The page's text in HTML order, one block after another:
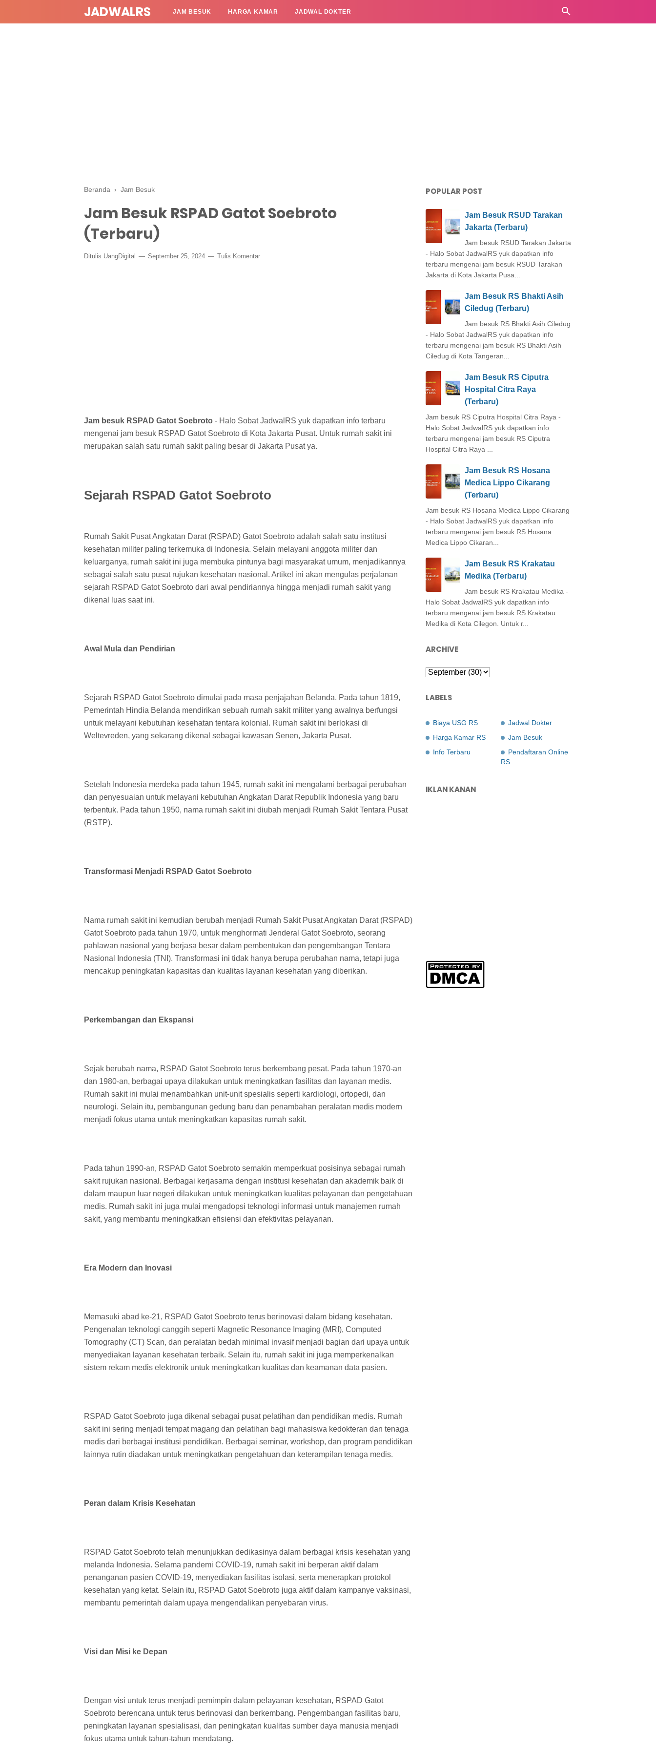
JADWALRS JAM BESUK HARGA KAMAR JADWAL DOKTER
Beranda › Jam Besuk
Jam Besuk RSPAD Gatot Soebroto
(Terbaru)
Ditulis UangDigital September 25, 2024 Tulis Komentar
Jam besuk RSPAD Gatot Soebroto - Halo Sobat JadwalRS yuk dapatkan info terbaru
mengenai jam besuk RSPAD Gatot Soebroto di Kota Jakarta Pusat. Untuk rumah sakit ini
merupakan salah satu rumah sakit paling besar di Jakarta Pusat ya.
Sejarah RSPAD Gatot Soebroto
Rumah Sakit Pusat Angkatan Darat (RSPAD) Gatot Soebroto adalah salah satu institusi
kesehatan militer paling terkemuka di Indonesia. Selain melayani anggota militer dan
keluarganya, rumah sakit ini juga membuka pintunya bagi masyarakat umum, menjadikannya
sebagai salah satu pusat rujukan kesehatan nasional. Artikel ini akan mengulas perjalanan
sejarah RSPAD Gatot Soebroto dari awal pendiriannya hingga menjadi rumah sakit yang
dikenal luas saat ini.
Awal Mula dan Pendirian
Sejarah RSPAD Gatot Soebroto dimulai pada masa penjajahan Belanda. Pada tahun 1819,
Pemerintah Hindia Belanda mendirikan sebuah rumah sakit militer yang awalnya berfungsi
untuk melayani kebutuhan kesehatan tentara kolonial. Rumah sakit ini berlokasi di
Weltevreden, yang sekarang dikenal sebagai kawasan Senen, Jakarta Pusat.
Setelah Indonesia merdeka pada tahun 1945, rumah sakit ini mengalami berbagai perubahan
dan penyesuaian untuk melayani kebutuhan Angkatan Darat Republik Indonesia yang baru
terbentuk. Pada tahun 1950, nama rumah sakit ini diubah menjadi Rumah Sakit Tentara Pusat
(RSTP).
Transformasi Menjadi RSPAD Gatot Soebroto
Nama rumah sakit ini kemudian berubah menjadi Rumah Sakit Pusat Angkatan Darat (RSPAD)
Gatot Soebroto pada tahun 1970, untuk menghormati Jenderal Gatot Soebroto, seorang
pahlawan nasional yang berjasa besar dalam pembentukan dan pengembangan Tentara
Nasional Indonesia (TNI). Transformasi ini tidak hanya berupa perubahan nama, tetapi juga
mencakup peningkatan kapasitas dan kualitas layanan kesehatan yang diberikan.
Perkembangan dan Ekspansi
Sejak berubah nama, RSPAD Gatot Soebroto terus berkembang pesat. Pada tahun 1970-an
dan 1980-an, berbagai upaya dilakukan untuk meningkatkan fasilitas dan layanan medis.
Rumah sakit ini mulai menambahkan unit-unit spesialis seperti kardiologi, ortopedi, dan
neurologi. Selain itu, pembangunan gedung baru dan penambahan peralatan medis modern
menjadi fokus utama untuk meningkatkan kapasitas rumah sakit.
Pada tahun 1990-an, RSPAD Gatot Soebroto semakin memperkuat posisinya sebagai rumah
sakit rujukan nasional. Berbagai kerjasama dengan institusi kesehatan dan akademik baik di
dalam maupun luar negeri dilakukan untuk meningkatkan kualitas pelayanan dan pengetahuan
medis. Rumah sakit ini juga mulai mengadopsi teknologi informasi untuk manajemen rumah
sakit, yang membantu meningkatkan efisiensi dan efektivitas pelayanan.
Era Modern dan Inovasi
Memasuki abad ke-21, RSPAD Gatot Soebroto terus berinovasi dalam bidang kesehatan.
Pengenalan teknologi canggih seperti Magnetic Resonance Imaging (MRI), Computed
Tomography (CT) Scan, dan peralatan bedah minimal invasif menjadi bagian dari upaya untuk
menyediakan layanan kesehatan terbaik. Selain itu, rumah sakit ini juga memperkenalkan
sistem rekam medis elektronik untuk meningkatkan kualitas dan keamanan data pasien.
RSPAD Gatot Soebroto juga dikenal sebagai pusat pelatihan dan pendidikan medis. Rumah
sakit ini sering menjadi tempat magang dan pelatihan bagi mahasiswa kedokteran dan tenaga
medis dari berbagai institusi pendidikan. Berbagai seminar, workshop, dan program pendidikan
lainnya rutin diadakan untuk meningkatkan pengetahuan dan keterampilan tenaga medis.
Peran dalam Krisis Kesehatan
RSPAD Gatot Soebroto telah menunjukkan dedikasinya dalam berbagai krisis kesehatan yang
melanda Indonesia. Selama pandemi COVID-19, rumah sakit ini berperan aktif dalam
penanganan pasien COVID-19, menyediakan fasilitas isolasi, serta menerapkan protokol
kesehatan yang ketat. Selain itu, RSPAD Gatot Soebroto juga aktif dalam kampanye vaksinasi,
membantu pemerintah dalam upaya mengendalikan penyebaran virus.
Visi dan Misi ke Depan
Dengan visi untuk terus menjadi pemimpin dalam pelayanan kesehatan, RSPAD Gatot
Soebroto berencana untuk terus berinovasi dan berkembang. Pengembangan fasilitas baru,
peningkatan layanan spesialisasi, dan peningkatan kualitas sumber daya manusia menjadi
fokus utama untuk tahun-tahun mendatang.
POPULAR POST
Jam Besuk RSUD Tarakan
Jakarta (Terbaru)
Jam besuk RSUD Tarakan Jakarta
- Halo Sobat JadwalRS yuk dapatkan info
terbaru mengenai jam besuk RSUD Tarakan
Jakarta di Kota Jakarta Pusa...
Jam Besuk RS Bhakti Asih
Ciledug (Terbaru)
Jam besuk RS Bhakti Asih Ciledug
- Halo Sobat JadwalRS yuk dapatkan info
terbaru mengenai jam besuk RS Bhakti Asih
Ciledug di Kota Tangeran...
Jam Besuk RS Ciputra
Hospital Citra Raya
(Terbaru)
Jam besuk RS Ciputra Hospital Citra Raya -
Halo Sobat JadwalRS yuk dapatkan info
terbaru mengenai jam besuk RS Ciputra
Hospital Citra Raya ...
Jam Besuk RS Hosana
Medica Lippo Cikarang
(Terbaru)
Jam besuk RS Hosana Medica Lippo Cikarang
- Halo Sobat JadwalRS yuk dapatkan info
terbaru mengenai jam besuk RS Hosana
Medica Lippo Cikaran...
Jam Besuk RS Krakatau
Medika (Terbaru)
Jam besuk RS Krakatau Medika -
Halo Sobat JadwalRS yuk dapatkan info
terbaru mengenai jam besuk RS Krakatau
Medika di Kota Cilegon. Untuk r...
ARCHIVE
LABELS
Biaya USG RS
Harga Kamar RS
Info Terbaru
Jadwal Dokter
Jam Besuk
Pendaftaran Online
RS
IKLAN KANAN